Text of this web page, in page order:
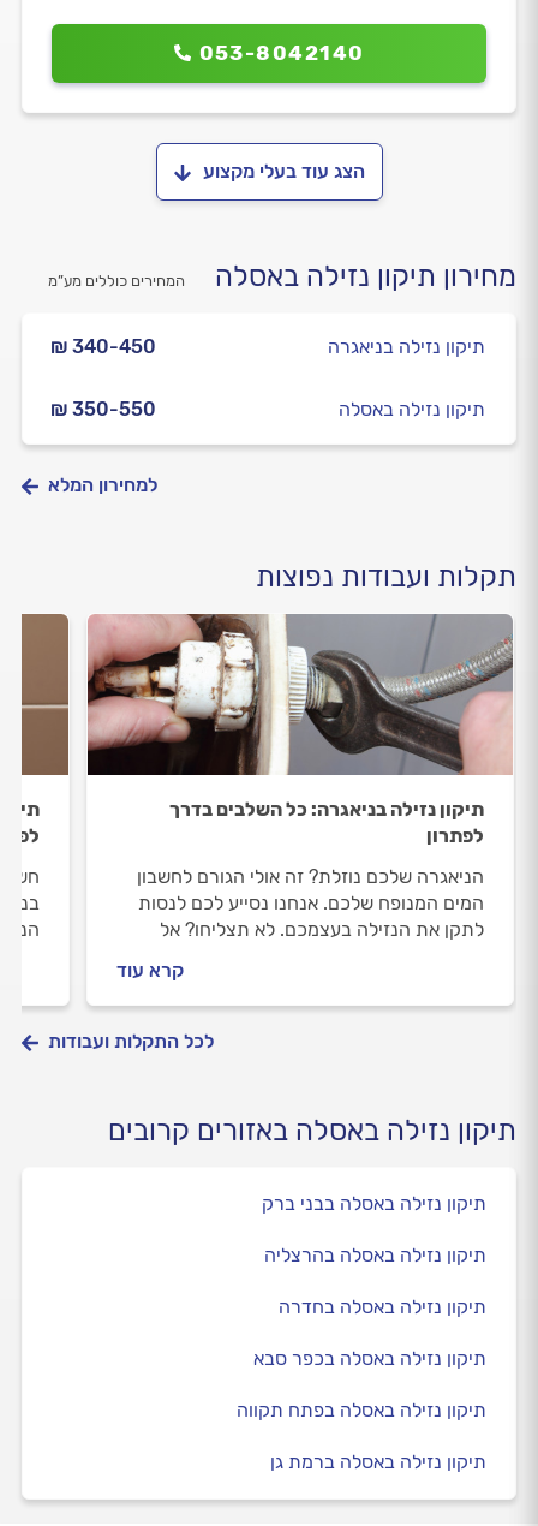
053-8042140
הצג עוד בעלי מקצוע
מחירון תיקון נזילה באסלה המחירים כוללים מע”מ
₪ 340-450 תיקון נזילה בניאגרה
₪ 350-550 תיקון נזילה באסלה
למחירון המלא
תקלות ועבודות נפוצות
תיקון נזילה בניאגרה: כל השלבים בדרך
לפתרון
הניאגרה שלכם נוזלת? זה אולי הגורם לחשבון
המים המנופח שלכם. אנחנו נסייע לכם לנסות
לתקן את הנזילה בעצמכם. לא תצליחו? אל
ונסייע לכם להתנהל נכון מול האינסטלטור.
קרא עוד
לכל התקלות ועבודות
תיקון נזילה באסלה באזורים קרובים
תיקון נזילה באסלה בבני ברק
תיקון נזילה באסלה בהרצליה
תיקון נזילה באסלה בחדרה
תיקון נזילה באסלה בכפר סבא
תיקון נזילה באסלה בפתח תקווה
תיקון נזילה באסלה ברמת גן